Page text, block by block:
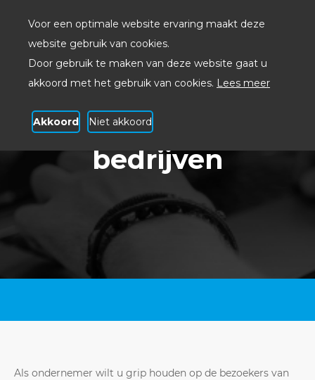
Voor een optimale website ervaring maakt deze
website gebruik van cookies.
Door gebruik te maken van deze website gaat u
akkoord met het gebruik van cookies. Lees meer
Akkoord Niet akkoord
Toegangscontrole
bedrijven
Als ondernemer wilt u grip houden op de bezoekers van